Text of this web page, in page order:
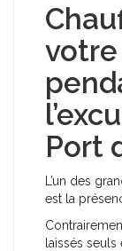
Port
L’un des
est la
laissés